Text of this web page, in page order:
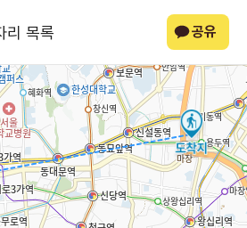
리 목록 공유